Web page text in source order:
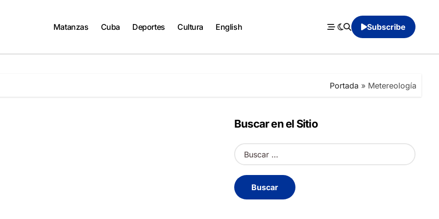
Matanzas Cuba Deportes Cultura English Subscribe
Portada » Metereología
Buscar en el Sitio
B
u
c
a